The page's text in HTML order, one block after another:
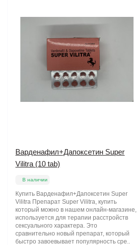
Варденафил+Дапоксетин Super
Vilitra (10 tab)
В наличии
Купить Варденафил+Дапоксетин Super
Vilitra Препарат Super Vilitra, купить
который можно в нашем онлайн-магазине,
используется для терапии расстройств
сексуального характера. Это
сравнительно новый препарат, который
быстро завоевывает популярность сре..